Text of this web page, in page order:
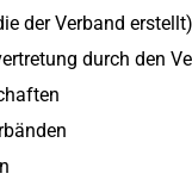
der Verband erstellt)
durch den